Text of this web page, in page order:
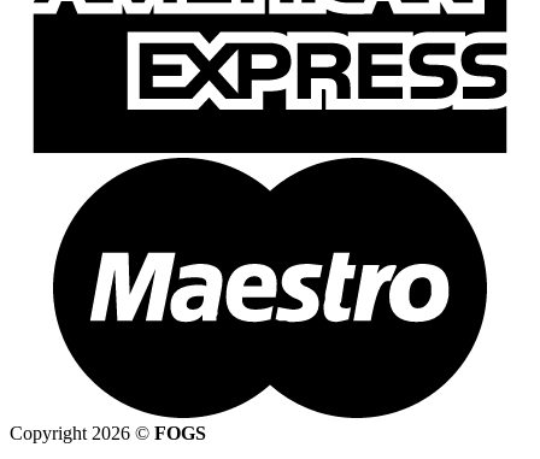
Copyright 2026 © FOGS